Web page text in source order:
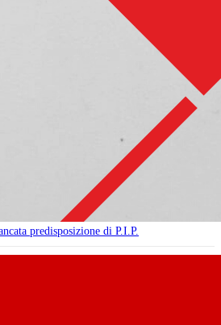
predisposizione di P.I.P.